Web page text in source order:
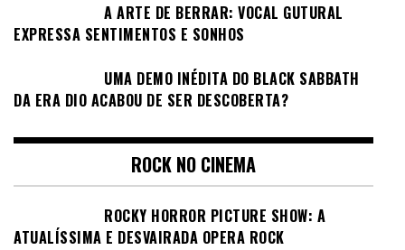
A ARTE DE BERRAR: VOCAL GUTURAL
EXPRESSA SENTIMENTOS E SONHOS
UMA DEMO INÉDITA DO BLACK SABBATH
DA ERA DIO ACABOU DE SER DESCOBERTA?
ROCK NO CINEMA
ROCKY HORROR PICTURE SHOW: A
ATUALÍSSIMA E DESVAIRADA OPERA ROCK